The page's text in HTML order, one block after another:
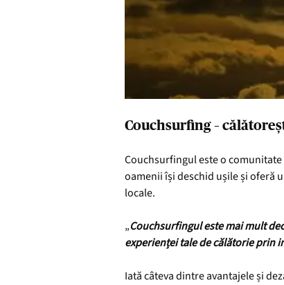
Couchsurfing –
Couchsurfingul este o
oamenii își deschid ușile și oferă
locale.
„Couchsurfingul este mai mult
experienței tale de călătorie prin
Iată câteva dintre avantajele și